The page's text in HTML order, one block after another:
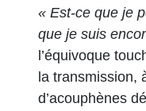
« Est-ce que je
que je suis
l’équivoque
la transmission,
d’acouphènes